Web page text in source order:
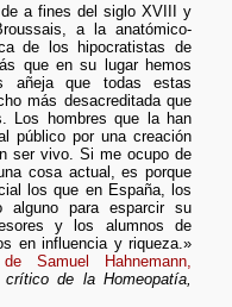
a fines del siglo XVIII y
a la anatómico-
de los hipocratistas de
que en su lugar hemos
añeja que todas estas
más desacreditada que
Los hombres que la han
público por una creación
ser vivo. Si me ocupo de
cosa actual, es porque
los que en España, los
alguno para esparcir su
y los alumnos de
en influencia y riqueza.»
Samuel Hahnemann,
crítico de la Homeopatía,